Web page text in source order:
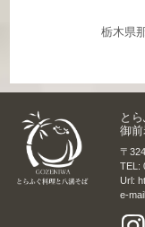
栃木県
と
御
〒
TEL:
Url:
e-